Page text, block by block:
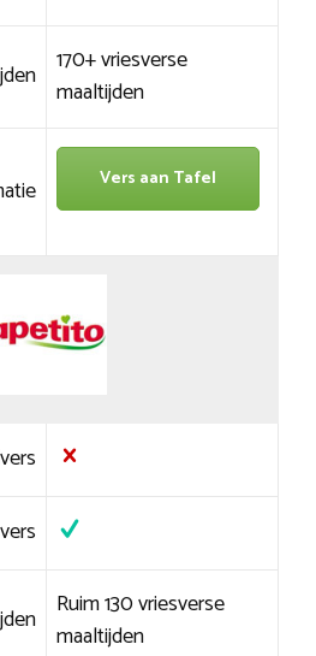
170+ vriesverse
maaltijden
Vers aan Tafel
Ruim 130 vriesverse
maaltijden